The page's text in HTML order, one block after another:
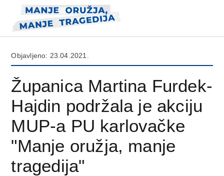
Objavljeno: 23.04.2021.
Županica Martina Furdek-
Hajdin podržala je akciju
MUP-a PU karlovačke
"Manje oružja, manje
tragedija"